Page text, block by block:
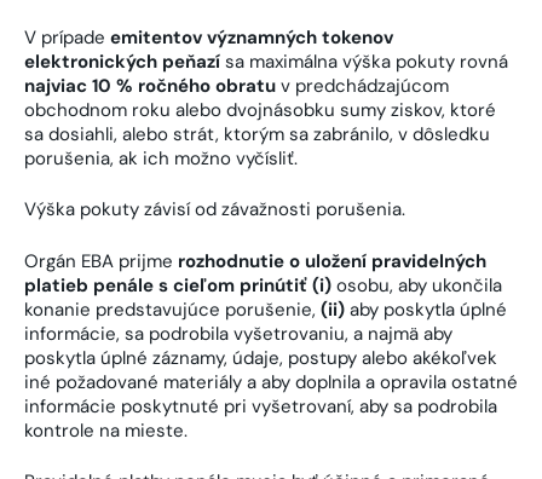
V prípade emitentov významných tokenov
elektronických peňazí sa maximálna výška pokuty rovná
najviac 10 % ročného obratu v predchádzajúcom
obchodnom roku alebo dvojnásobku sumy ziskov, ktoré
sa dosiahli, alebo strát, ktorým sa zabránilo, v dôsledku
porušenia, ak ich možno vyčísliť.
Výška pokuty závisí od závažnosti porušenia.
Orgán EBA prijme rozhodnutie o uložení pravidelných
platieb penále s cieľom prinútiť (i) osobu, aby ukončila
konanie predstavujúce porušenie, (ii) aby poskytla úplné
informácie, sa podrobila vyšetrovaniu, a najmä aby
poskytla úplné záznamy, údaje, postupy alebo akékoľvek
iné požadované materiály a aby doplnila a opravila ostatné
informácie poskytnuté pri vyšetrovaní, aby sa podrobila
kontrole na mieste.